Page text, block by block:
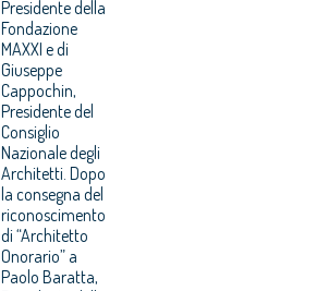
Presidente della
Fondazione
MAXXI e di
Giuseppe
Cappochin,
Presidente del
Consiglio
Nazionale degli
Architetti. Dopo
la consegna del
riconoscimento
di “Architetto
Onorario” a
Paolo Baratta,